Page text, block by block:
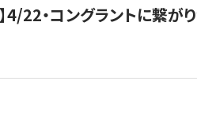
4/22・コングラントに繋が